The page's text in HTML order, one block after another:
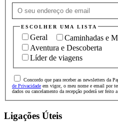
ESCOLHER UMA LISTA
Geral
Caminhadas e
Aventura e Descoberta
Líder de viagens
Concordo que para receber as newsletters da
de Privacidade em vigor, o meu nome e email por
dados ou cancelamento da recepção poderá ser feito
Ligações Úteis